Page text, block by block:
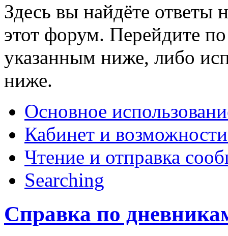
Здесь вы найдёте ответы
этот форум. Перейдите
указанным ниже, либо
ниже.
Основное
Кабинет и
Чтение и отправка
Searching
Справка по